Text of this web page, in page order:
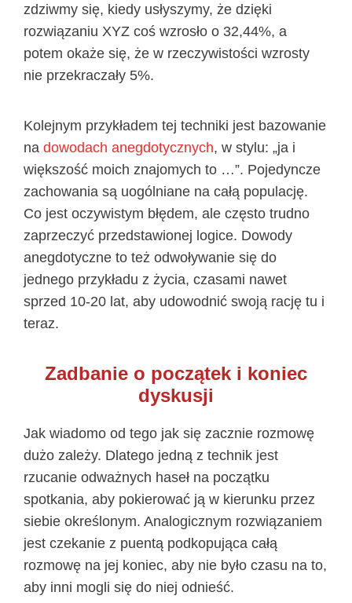
zdziwmy się, kiedy usłyszymy, że dzięki
rozwiązaniu XYZ coś wzrosło o 32,44%, a
potem okaże się, że w rzeczywistości wzrosty
nie przekraczały 5%.
Kolejnym przykładem tej techniki jest bazowanie
na dowodach anegdotycznych, w stylu: „ja i
większość moich znajomych to …”. Pojedyncze
zachowania są uogólniane na całą populację.
Co jest oczywistym błędem, ale często trudno
zaprzeczyć przedstawionej logice. Dowody
anegdotyczne to też odwoływanie się do
jednego przykładu z życia, czasami nawet
sprzed 10-20 lat, aby udowodnić swoją rację tu i
teraz.
Zadbanie o początek i koniec
dyskusji
Jak wiadomo od tego jak się zacznie rozmowę
dużo zależy. Dlatego jedną z technik jest
rzucanie odważnych haseł na początku
spotkania, aby pokierować ją w kierunku przez
siebie określonym. Analogicznym rozwiązaniem
jest czekanie z puentą podkopująca całą
rozmowę na jej koniec, aby nie było czasu na to,
aby inni mogli się do niej odnieść.